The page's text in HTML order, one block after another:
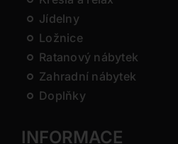
Jídelny
Ložnice
Ratanový nábytek
Zahradní nábytek
Doplňky
INFORMACE